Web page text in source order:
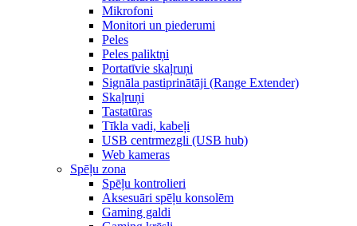
Mikrofoni
Monitori un piederumi
Peles
Peles paliktņi
Portatīvie skaļruņi
Signāla pastiprinātāji (Range Extender)
Skaļruņi
Tastatūras
Tīkla vadi, kabeļi
USB centrmezgli (USB hub)
Web kameras
Spēļu zona
Spēļu kontrolieri
Aksesuāri spēļu konsolēm
Gaming galdi